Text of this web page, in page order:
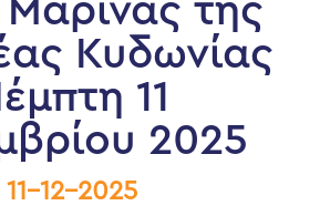
Μαρίνας της
Κυδωνίας
11
2025
11-12-2025